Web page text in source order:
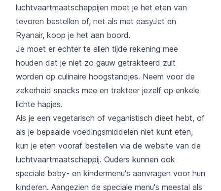
luchtvaartmaatschappijen moet je het eten van
tevoren bestellen of, net als met easyJet en
Ryanair, koop je het aan boord.
Je moet er echter te allen tijde rekening mee
houden dat je niet zo gauw getrakteerd zult
worden op culinaire hoogstandjes. Neem voor de
zekerheid snacks mee en trakteer jezelf op enkele
lichte hapjes.
Als je een vegetarisch of veganistisch dieet hebt, of
als je bepaalde voedingsmiddelen niet kunt eten,
kun je eten vooraf bestellen via de website van de
luchtvaartmaatschappij. Ouders kunnen ook
speciale baby- en kindermenu's aanvragen voor hun
kinderen. Aangezien de speciale menu's meestal als